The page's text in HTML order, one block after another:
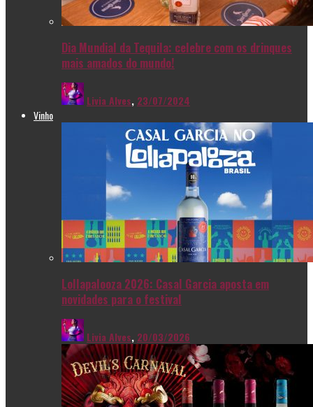
Dia Mundial da Tequila: celebre com os drinques
mais amados do mundo!
Livia Alves, 23/07/2024
Vinho
Lollapalooza 2026: Casal Garcia aposta em
novidades para o festival
Livia Alves, 20/03/2026